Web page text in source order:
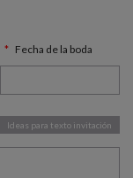
Fecha de la boda
Ideas para texto invitación